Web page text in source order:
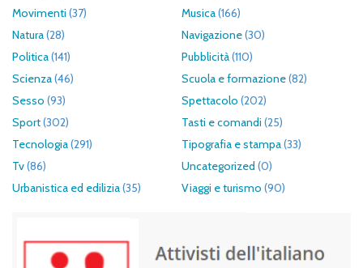
Movimenti (37) Musica(166)
Natura(28) Navigazione(30)
Politica(141) Pubblicità(110)
Scienza(46) Scuola e formazione(82)
Sesso (93) Spettacolo (202)
Sport(302) Tasti e comandi (25)
Tecnologia(291) Tipografia e stampa(33)
Tv(86) Uncategorized (0)
Urbanistica ed edilizia(35) Viaggi e turismo (90)